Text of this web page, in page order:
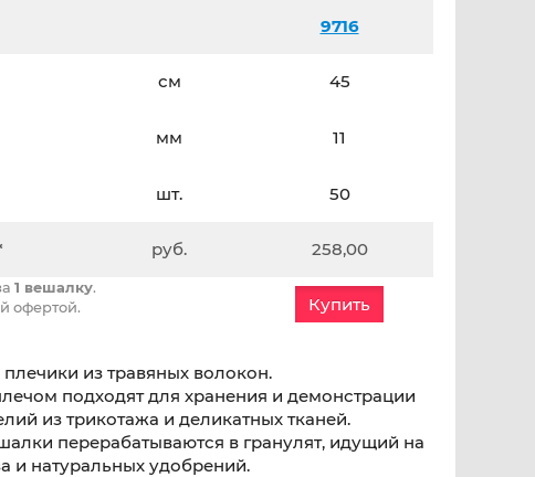
9716
см 45
мм 11
шт. 50
руб. 258,00
1 вешалку.
офертой.
Купить
из травяных волокон.
подходят для хранения и демонстрации
из трикотажа и деликатных тканей.
перерабатываются в гранулят, идущий на
и натуральных удобрений.